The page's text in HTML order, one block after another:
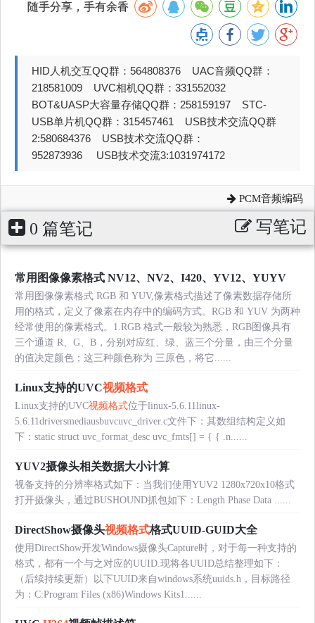
随手分享，手有余香
HID人机交互QQ群：564808376 UAC音频QQ群：
218581009 UVC相机QQ群：331552032
BOT&UASP大容量存储QQ群：258159197 STC-
USB单片机QQ群：315457461 USB技术交流QQ群
2:580684376 USB技术交流QQ群：
952873936 USB技术交流3:1031974172
PCM音频编码
0 篇笔记 写笔记
常用图像像素格式 NV12、NV2、I420、YV12、YUYV
常用图像像素格式 RGB 和 YUV,像素格式描述了像素数据存储所
用的格式，定义了像素在内存中的编码方式。RGB 和 YUV 为两种
经常使用的像素格式。1.RGB 格式一般较为熟悉，RGB图像具有
三个通道 R、G、B，分别对应红、绿、蓝三个分量，由三个分量
的值决定颜色；这三种颜色称为 三原色，将它......
Linux支持的UVC视频格式
Linux支持的UVC视频格式位于linux-5.6.11linux-
5.6.11driversmediausbuvcuvc_driver.c文件下：其数组结构定义如
下：static struct uvc_format_desc uvc_fmts[] = { { .n......
YUV2摄像头相关数据大小计算
视备支持的分辨率格式如下：当我们使用YUV2 1280x720x10格式
打开摄像头，通过BUSHOUND抓包如下：Length Phase Data ......
DirectShow摄像头视频格式格式UUID-GUID大全
使用DirectShow开发Windows摄像头Capture时，对于每一种支持的
格式，都有一个与之对应的UUID.现将各UUID总结整理如下：
（后续持续更新）以下UUID来自windows系统uuids.h，目标路径
为：C:Program Files (x86)Windows Kits1......